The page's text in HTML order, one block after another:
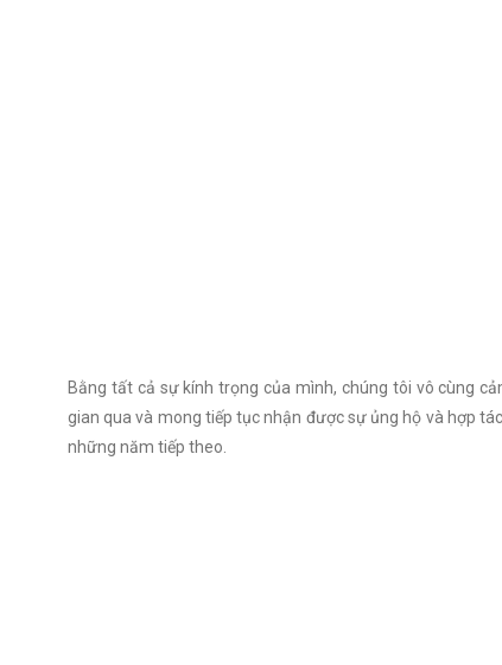
Bằng tất cả sự kính trọng của mình, chúng tôi vô cùng
gian qua và mong tiếp tục nhận được sự ủng hộ và hợp
những năm tiếp theo.